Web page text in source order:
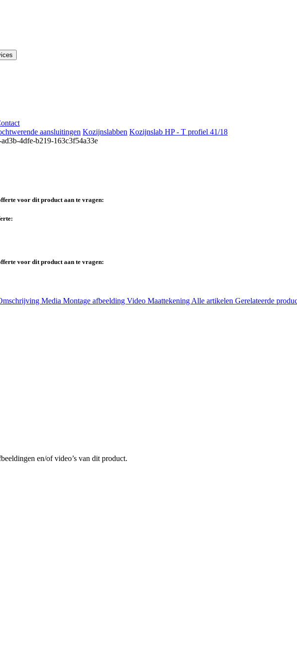
aansluitingen Kozijnslabben Kozijnslab HP - T profiel 41/18
voor dit product aan te vragen:
voor dit product aan te vragen:
Media Montage afbeelding Video MaattekeningAlle artikelen Gerelateerde
en/of video’s van dit product.